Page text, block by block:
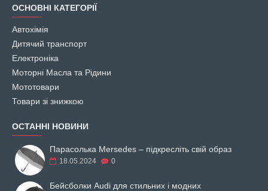
ОСНОВНІ КАТЕГОРІЇ
Автохімія
Дитячий транспорт
Електроніка
Моторні Масла та Рідини
Мототовари
Товари зі знижкою
ОСТАННІ НОВИНИ
Парасолька Mersedes – підкресліть свій образ
18.05.2024 0
Бейсболки Audi для стильних і модних